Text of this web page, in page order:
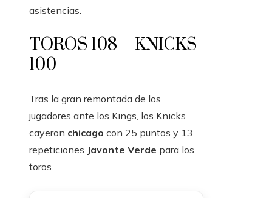
asistencias.
TOROS 108 – KNICKS
100
Tras la gran remontada de los
jugadores ante los Kings, los Knicks
cayeron chicago con 25 puntos y 13
repeticiones Javonte Verde para los
toros.